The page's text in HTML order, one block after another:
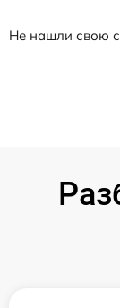
Не нашли свою